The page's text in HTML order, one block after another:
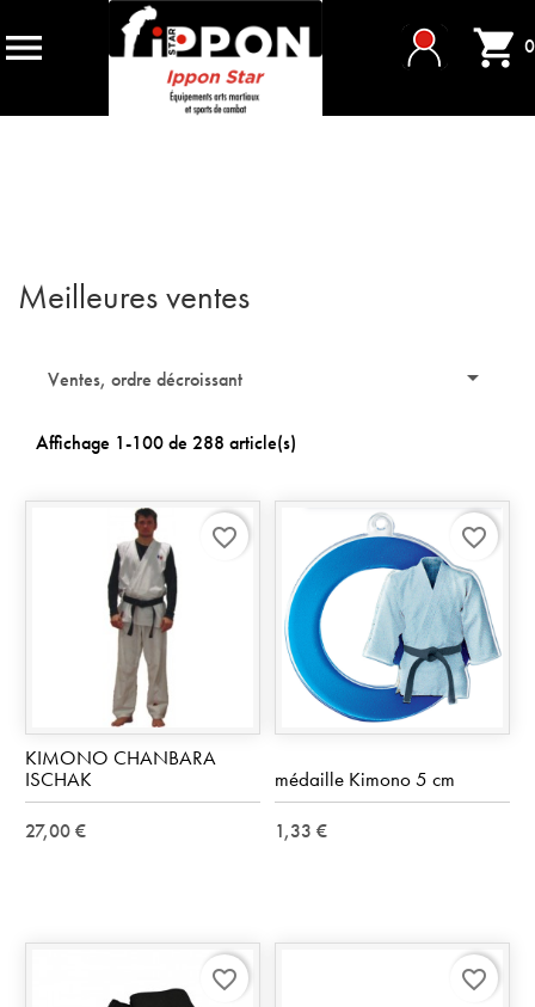
  0
Meilleures ventes
Ventes, ordre décroissant 
Affichage 1-100 de 288 article(s)
KIMONO CHANBARA
ISCHAK
27,00 €
favorite_border
médaille Kimono 5 cm
1,33 €
favorite_border
favorite_border favorite_border